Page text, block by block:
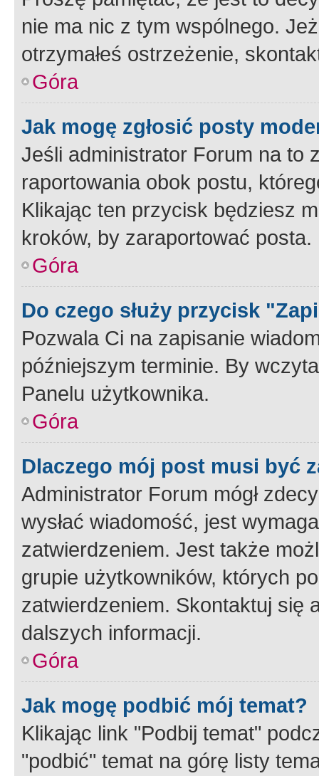
nie ma nic z tym wspólnego.
otrzymałeś ostrzeżenie,
Góra
Jak mogę zgłosić posty
Jeśli administrator Forum na to
raportowania obok postu,
Klikając ten przycisk będziesz
kroków, by zaraportować posta.
Góra
Do czego służy przycisk
Pozwala Ci na zapisanie
późniejszym terminie. By
Panelu użytkownika.
Góra
Dlaczego mój post musi być
Administrator Forum mógł
wysłać wiadomość, jest
zatwierdzeniem. Jest także
grupie użytkowników, których
zatwierdzeniem. Skontaktuj się
dalszych informacji.
Góra
Jak mogę podbić mój temat?
Klikając link "Podbij temat"
"podbić" temat na górę listy